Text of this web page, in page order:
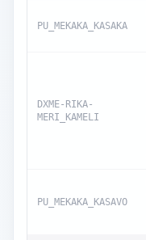
PU_MEKAKA_KASAKA
DXME-RIKA-
MERI_KAMELI
PU_MEKAKA_KASAVO